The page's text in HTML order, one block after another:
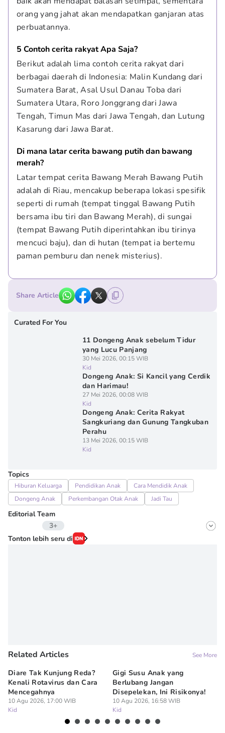
orang yang jahat akan mendapatkan ganjaran atas
perbuatannya.
5 Contoh cerita rakyat Apa Saja?
Berikut adalah lima contoh cerita rakyat dari
berbagai daerah di Indonesia: Malin Kundang dari
Sumatera Barat, Asal Usul Danau Toba dari
Sumatera Utara, Roro Jonggrang dari Jawa
Tengah, Timun Mas dari Jawa Tengah, dan Lutung
Kasarung dari Jawa Barat.
Di mana latar cerita bawang putih dan bawang
merah?
Latar tempat cerita Bawang Merah Bawang Putih
adalah di Riau, mencakup beberapa lokasi spesifik
seperti di rumah (tempat tinggal Bawang Putih
bersama ibu tiri dan Bawang Merah), di sungai
(tempat Bawang Putih diperintahkan ibu tirinya
mencuci baju), dan di hutan (tempat ia bertemu
paman pemburu dan nenek misterius).
Share Article
Curated For You
11 Dongeng Anak sebelum Tidur
yang Lucu Panjang
30 Mei 2026, 00:15 WIB
Kid
Dongeng Anak: Si Kancil yang Cerdik
dan Harimau!
27 Mei 2026, 00:08 WIB
Kid
Dongeng Anak: Cerita Rakyat
Sangkuriang dan Gunung Tangkuban
Perahu
13 Mei 2026, 00:15 WIB
Kid
Topics
Hiburan Keluarga Pendidikan Anak
Cara Mendidik Anak
Dongeng Anak
Perkembangan Otak Anak Jadi Tau
Editorial Team
3+
Editor
Tonton lebih seru di
Related Articles See More
Diare Tak Kunjung Reda?
Kenali Rotavirus dan Cara
Mencegahnya
10 Agu 2026, 17:00 WIB
Kid
Gigi Susu Anak yang
Berlubang Jangan
Disepelekan, Ini Risikonya!
10 Agu 2026, 16:58 WIB
Kid